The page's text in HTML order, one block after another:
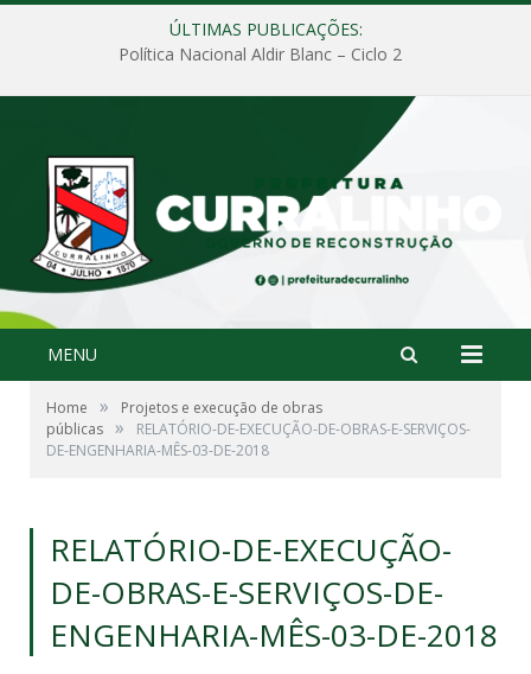
ÚLTIMAS PUBLICAÇÕES:
Política Nacional Aldir Blanc – Ciclo 2
MENU
Home »
Projetos e execução de obras
públicas »
RELATÓRIO-DE-EXECUÇÃO-DE-OBRAS-E-SERVIÇOS-
DE-ENGENHARIA-MÊS-03-DE-2018
RELATÓRIO-DE-EXECUÇÃO-
DE-OBRAS-E-SERVIÇOS-DE-
ENGENHARIA-MÊS-03-DE-2018